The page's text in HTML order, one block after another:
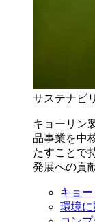
サステナビ
キョーリン
品事業を中
たすことで
発展への貢
キョ
環境